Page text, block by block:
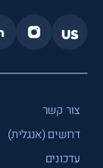
צור קשר
דרושים (אנגלית)
עדכונים